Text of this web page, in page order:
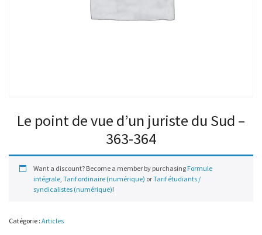
Le point de vue d’un juriste du Sud –
363-364
Want a discount? Become a member by purchasing Formule
intégrale, Tarif ordinaire (numérique) orTarif étudiants /
syndicalistes (numérique)!
Catégorie : Articles